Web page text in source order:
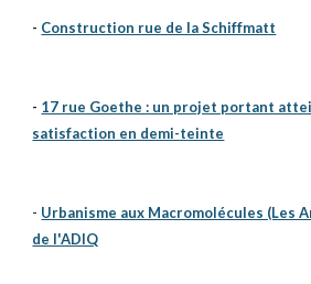
- Construction rue de la Schiffmatt
- 17 rue Goethe : un projet portant
satisfaction en demi-teinte
- Urbanisme aux Macromolécules (Les
de l'ADIQ